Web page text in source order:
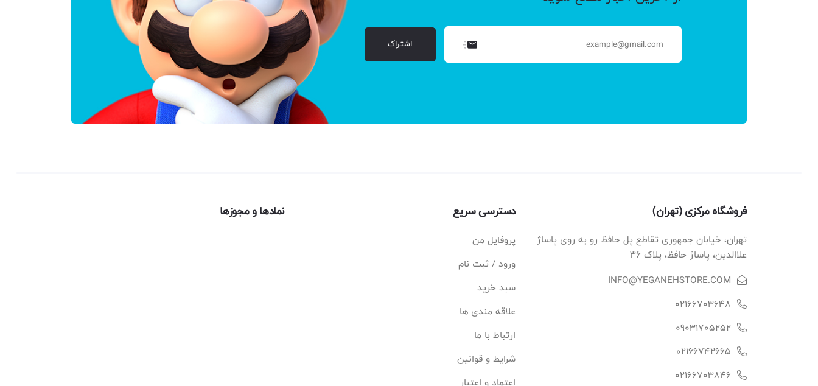
محصولات Govee با تمرکز بر نوآوری و کیفیت، تجربه‌ای بی‌نظیر از زندگی هوشمند را برای کاربران به ارمغان می‌آورند. این محصولات نه تنها راحتی و امنیت زندگی
روزمره را افزایش می‌دهند، بلکه با طراحی زیبا و کاربری آسان، یک انتخاب ایده‌آل برای هر خانه‌ای محسوب می‌شوند.
اشتراک
فروشگاه مرکزی (تهران)
تهران، خیابان جمهوری تقاطع پل حافظ رو به روی پاساژ
علاالدین، پاساژ حافظ، پلاک ۳۶
INFO@YEGANEHSTORE.COM
02166703648
09031705252
02166742665
02166703846
دسترسی سریع
پروفایل من
ورود / ثبت نام
سبد خرید
علاقه مندی ها
ارتباط با ما
شرایط و قوانین
اعتماد و اعتبار
نمادها و مجوزها